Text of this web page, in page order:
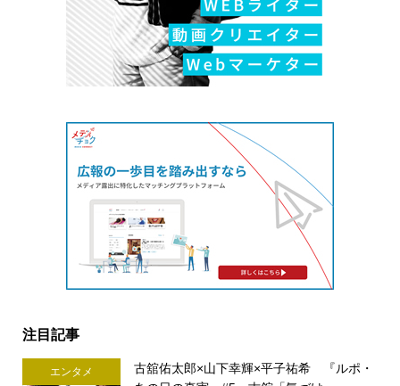
注目記事
エンタメ
古舘佑太郎×山下幸輝×平子祐希 『ルポ・